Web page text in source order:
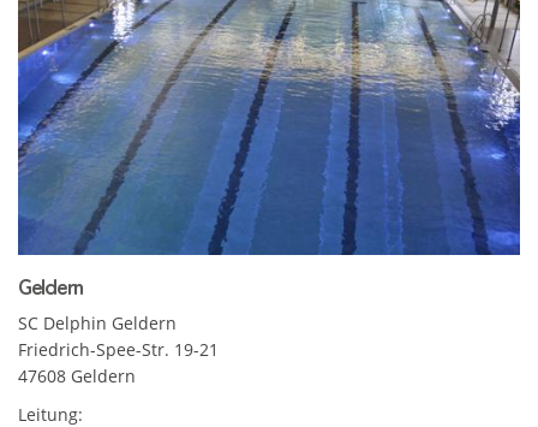
Geldern
SC Delphin Geldern
Friedrich-Spee-Str. 19-21
47608 Geldern
Leitung: